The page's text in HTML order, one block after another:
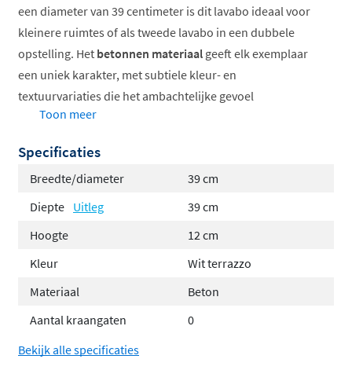
een diameter van 39 centimeter is dit lavabo ideaal voor
kleinere ruimtes of als tweede lavabo in een dubbele
opstelling. Het betonnen materiaal geeft elk exemplaar
een uniek karakter, met subtiele kleur- en
textuurvariaties die het ambachtelijke gevoel
versterken. Het lavabo wordt geleverd met een
wastafelblad.
Authentiek betonnen materiaal met unieke
textuur
Beschikbaar in diverse tinten
Betonlook met authentiek karakter
Toon meer
Specificaties
Breedte/diameter
39 cm
Diepte Uitleg
39 cm
Hoogte
12 cm
Kleur
Wit terrazzo
Materiaal
Beton
Aantal kraangaten
0
Bekijk alle specificaties